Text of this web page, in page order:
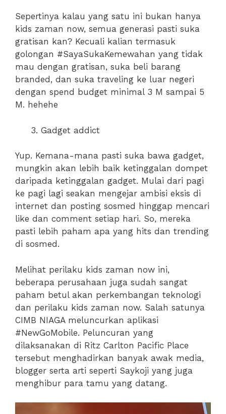
Sepertinya kalau yang satu ini bukan hanya
kids zaman now, semua generasi pasti suka
gratisan kan? Kecuali kalian termasuk
golongan #SayaSukaKemewahan yang tidak
mau dengan gratisan, suka beli barang
branded, dan suka traveling ke luar negeri
dengan spend budget minimal 3 M sampai 5
M. hehehe
Gadget addict
Yup. Kemana-mana pasti suka bawa gadget,
mungkin akan lebih baik ketinggalan dompet
daripada ketinggalan gadget. Mulai dari pagi
ke pagi lagi seakan mengejar ambisi eksis di
internet dan posting sosmed hinggap mencari
like dan comment setiap hari. So, mereka
pasti lebih paham apa yang hits dan trending
di sosmed.
Melihat perilaku kids zaman now ini,
beberapa perusahaan juga sudah sangat
paham betul akan perkembangan teknologi
dan perilaku kids zaman now. Salah satunya
CIMB NIAGA meluncurkan aplikasi
#NewGoMobile. Peluncuran yang
dilaksanakan di Ritz Carlton Pacific Place
tersebut menghadirkan banyak awak media,
blogger serta arti seperti Saykoji yang juga
menghibur para tamu yang datang.